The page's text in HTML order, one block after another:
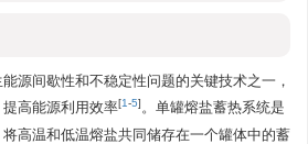
源间歇性和不稳定性问题的关键技术之一，
高能源利用效率[1-5]。单罐熔盐蓄热系统是
高温和低温熔盐共同储存在一个罐体中的蓄